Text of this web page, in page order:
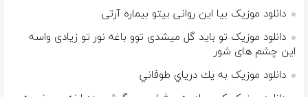
دانلود موزیک بیا این روانی بیتو بیماره آرتی
دانلود موزیک تو باید گل میشدی توو باغه نور تو زیادی واسه
این چشم های شور
دانلود موزیک ‫ﺑﻪ ﻳﻚ درﻳﺎي ﻃﻮﻓﺎﻧﻲ